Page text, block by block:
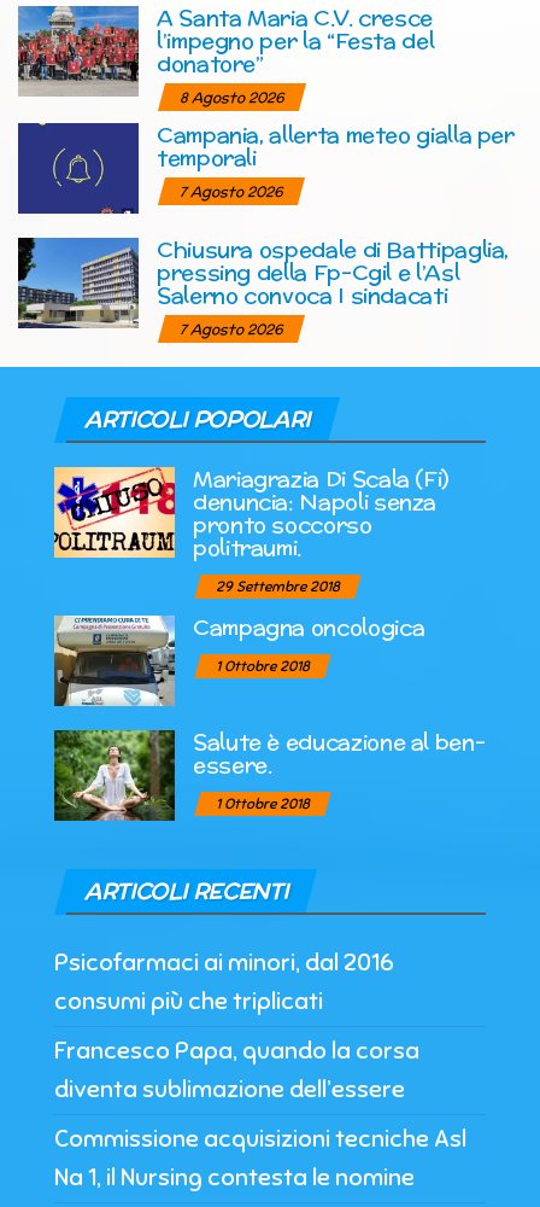
A Santa Maria C.V. cresce
l’impegno per la “Festa del
donatore”
8 Agosto 2026
Campania, allerta meteo gialla per
temporali
7 Agosto 2026
Chiusura ospedale di Battipaglia,
pressing della Fp-Cgil e l’Asl
Salerno convoca I sindacati
7 Agosto 2026
ARTICOLI POPOLARI
Mariagrazia Di Scala (Fi)
denuncia: Napoli senza
pronto soccorso
politraumi.
29 Settembre 2018
Campagna oncologica
1 Ottobre 2018
Salute è educazione al ben-
essere.
1 Ottobre 2018
ARTICOLI RECENTI
Psicofarmaci ai minori, dal 2016
consumi più che triplicati
Francesco Papa, quando la corsa
diventa sublimazione dell’essere
Commissione acquisizioni tecniche Asl
Na 1, il Nursing contesta le nomine